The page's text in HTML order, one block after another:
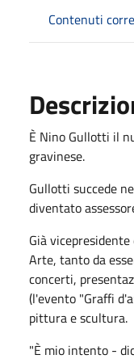
Contenuti
È Nino Gullotti il
gravinese.
Gullotti succede
diventato
Già
Arte, tanto da
concerti,
(l'evento "Graffi
pittura e scultura.
"È mio intento -